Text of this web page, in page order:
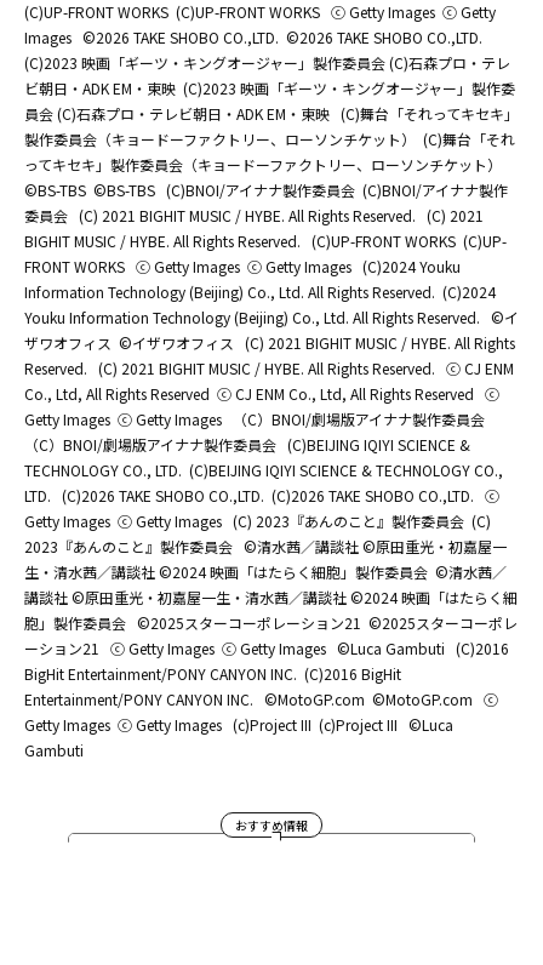
(C)UP-FRONT WORKS (C)UP-FRONT WORKS ⓒ Getty Images ⓒ Getty
Images ©2026 TAKE SHOBO CO.,LTD. ©2026 TAKE SHOBO CO.,LTD.
(C)2023 映画「ギーツ・キングオージャー」製作委員会 (C)石森プロ・テレ
ビ朝日・ADK EM・東映 (C)2023 映画「ギーツ・キングオージャー」製作委
員会 (C)石森プロ・テレビ朝日・ADK EM・東映 (C)舞台「それってキセキ」
製作委員会（キョードーファクトリー、ローソンチケット）
(C)舞台「それ
ってキセキ」製作委員会（キョードーファクトリー、ローソンチケット）
©BS-TBS ©BS-TBS (C)BNOI/アイナナ製作委員会 (C)BNOI/アイナナ製作
委員会 (C) 2021 BIGHIT MUSIC / HYBE. All Rights Reserved. (C) 2021
BIGHIT MUSIC / HYBE. All Rights Reserved. (C)UP-FRONT WORKS (C)UP-
FRONT WORKS ⓒ Getty Images ⓒ Getty Images (C)2024 Youku
Information Technology (Beijing) Co., Ltd. All Rights Reserved. (C)2024
Youku Information Technology (Beijing) Co., Ltd. All Rights Reserved. ©イ
ザワオフィス ©イザワオフィス
(C) 2021 BIGHIT MUSIC / HYBE. All Rights
Reserved. (C) 2021 BIGHIT MUSIC / HYBE. All Rights Reserved. ⓒ CJ ENM
Co., Ltd, All Rights Reserved ⓒ CJ ENM Co., Ltd, All Rights Reserved ⓒ
Getty Images ⓒ Getty Images
（C）BNOI/劇場版アイナナ製作委員会
（C）BNOI/劇場版アイナナ製作委員会 (C)BEIJING IQIYI SCIENCE &
TECHNOLOGY CO., LTD. (C)BEIJING IQIYI SCIENCE & TECHNOLOGY CO.,
LTD. (C)2026 TAKE SHOBO CO.,LTD. (C)2026 TAKE SHOBO CO.,LTD. ⓒ
Getty Images ⓒ Getty Images (C) 2023『あんのこと』製作委員会 (C)
2023『あんのこと』製作委員会 ©清水茜／講談社 ©原田重光・初嘉屋一
生・清水茜／講談社 ©2024 映画「はたらく細胞」製作委員会 ©清水茜／
講談社 ©原田重光・初嘉屋一生・清水茜／講談社 ©2024 映画「はたらく細
胞」製作委員会 ©2025スターコーポレーション21 ©2025スターコーポレ
ーション21
ⓒ Getty Images ⓒ Getty Images ©Luca Gambuti (C)2016
BigHit Entertainment/PONY CANYON INC. (C)2016 BigHit
Entertainment/PONY CANYON INC. ©MotoGP.com ©MotoGP.com ⓒ
Getty Images ⓒ Getty Images (c)Project III (c)Project III ©Luca
Gambuti
おすすめ情報